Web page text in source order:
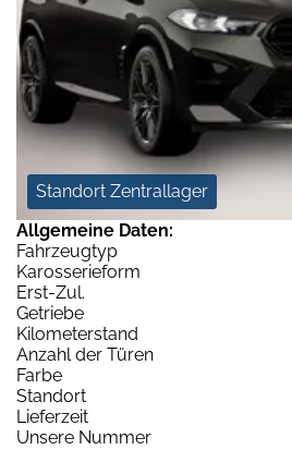
Standort Zentrallager
Allgemeine Daten:
Fahrzeugtyp
Karosserieform
Erst-Zul.
Getriebe
Kilometerstand
Anzahl der Türen
Farbe
Standort
Lieferzeit
Unsere Nummer